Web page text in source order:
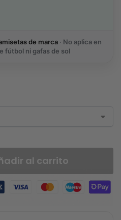
de marca · No aplica en
fútbol ni gafas de sol
al carrito